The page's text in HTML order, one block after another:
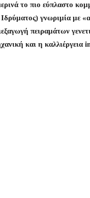
το πιο εύπλαστο
γνωριμία με
πειραμάτων
και η καλλιέργεια